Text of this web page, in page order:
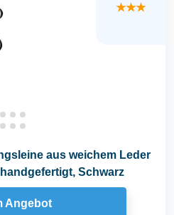
★★★
aus weichem Leder
Schwarz
Angebot